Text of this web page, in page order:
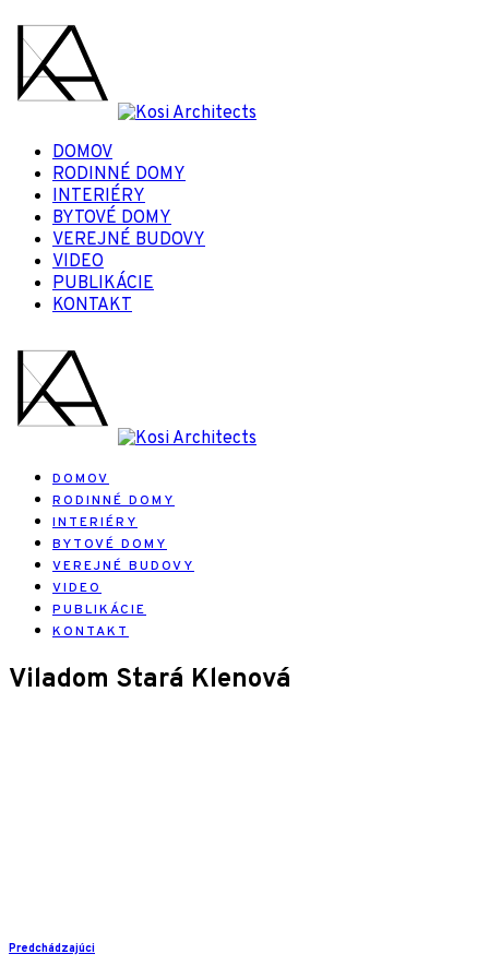
DOMOV
RODINNÉ DOMY
INTERIÉRY
BYTOVÉ DOMY
VEREJNÉ BUDOVY
VIDEO
PUBLIKÁCIE
KONTAKT
DOMOV
RODINNÉ DOMY
INTERIÉRY
BYTOVÉ DOMY
VEREJNÉ BUDOVY
VIDEO
PUBLIKÁCIE
KONTAKT
Viladom Stará Klenová
Predchádzajúci